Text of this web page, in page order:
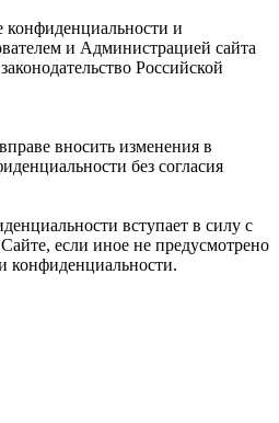
и
и Администрацией сайта
Российской
вносить изменения в
без согласия
вступает в силу с
если иное не предусмотрено
конфиденциальности.